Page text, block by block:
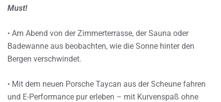
Must!
• Am Abend von der Zimmerterrasse, der Sauna oder
Badewanne aus beobachten, wie die Sonne hinter den
Bergen verschwindet.
• Mit dem neuen Porsche Taycan aus der Scheune fahren
und E-Performance pur erleben – mit Kurvenspaß ohne